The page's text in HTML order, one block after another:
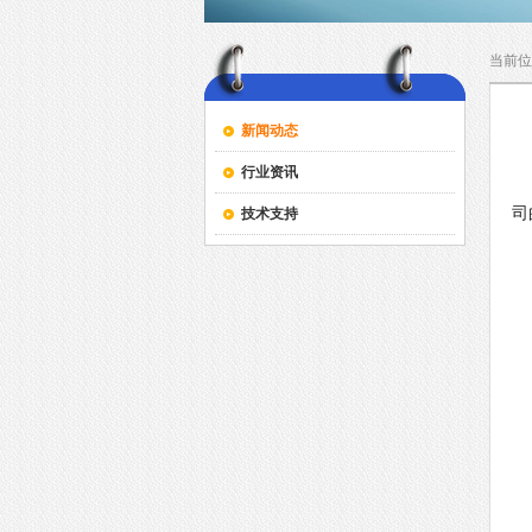
新闻动态
行业资讯
技术支持
当前
司